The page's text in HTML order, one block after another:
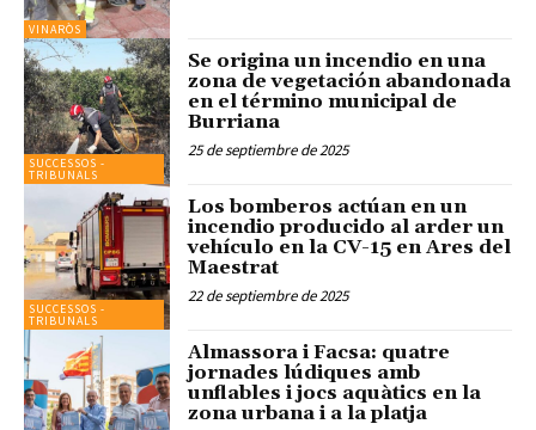
VINARÒS
SUCCESSOS -
TRIBUNALS
Se origina un incendio en una
zona de vegetación abandonada
en el término municipal de
Burriana
25 de septiembre de 2025
SUCCESSOS -
TRIBUNALS
Los bomberos actúan en un
incendio producido al arder un
vehículo en la CV-15 en Ares del
Maestrat
22 de septiembre de 2025
Almassora i Facsa: quatre
jornades lúdiques amb
unflables i jocs aquàtics en la
zona urbana i a la platja